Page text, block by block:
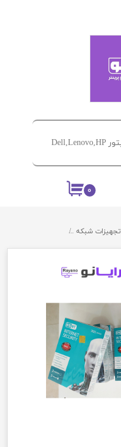
۰
تجهیزات شبکه